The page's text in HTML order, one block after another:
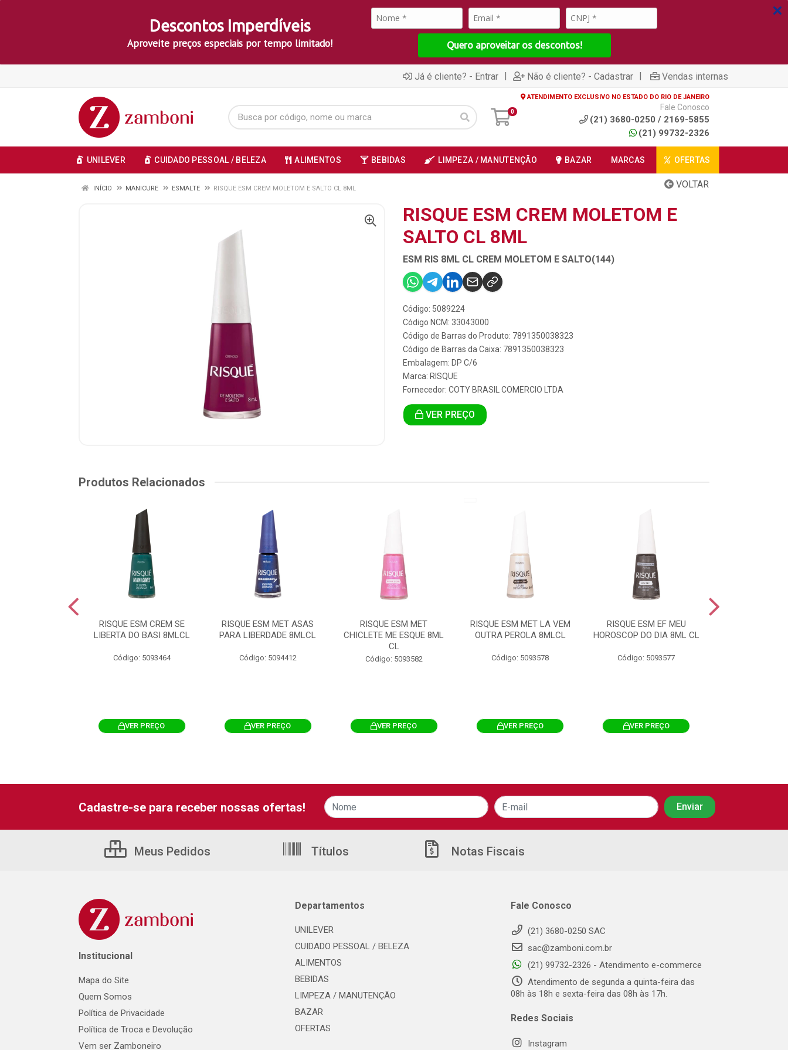
Descontos Imperdíveis
Aproveite preços especiais por tempo limitado! Quero aproveitar os descontos!
Já é cliente? - Entrar | Não é cliente? - Cadastrar | Vendas internas
0
ATENDIMENTO EXCLUSIVO NO ESTADO DO RIO DE JANEIRO
Fale Conosco
(21) 3680-0250 / 2169-5855
(21) 99732-2326
UNILEVER CUIDADO PESSOAL / BELEZA ALIMENTOS BEBIDAS LIMPEZA / MANUTENÇÃO BAZAR MARCAS OFERTAS
VOLTAR
INÍCIO MANICURE ESMALTE RISQUE ESM CREM MOLETOM E SALTO CL 8ML
RISQUE ESM CREM MOLETOM E
SALTO CL 8ML
ESM RIS 8ML CL CREM MOLETOM E SALTO(144)
Código: 5089224
Código NCM: 33043000
Código de Barras do Produto: 7891350038323
Código de Barras da Caixa: 7891350038323
Embalagem: DP C/6
Marca: RISQUE
Fornecedor: COTY BRASIL COMERCIO LTDA
VER PREÇO
Produtos Relacionados
RISQUE ESM CREM SE
LIBERTA DO BASI 8MLCL
Código: 5093464
VER PREÇO
RISQUE ESM MET ASAS
PARA LIBERDADE 8MLCL
Código: 5094412
VER PREÇO
RISQUE ESM MET
CHICLETE ME ESQUE 8ML
CL
Código: 5093582
VER PREÇO
RISQUE ESM MET LA VEM
OUTRA PEROLA 8MLCL
Código: 5093578
VER PREÇO
RISQUE ESM EF MEU
HOROSCOP DO DIA 8ML CL
Código: 5093577
VER PREÇO
Cadastre-se para receber nossas ofertas!
Meus Pedidos Títulos Notas Fiscais
Institucional
Mapa do Site
Quem Somos
Política de Privacidade
Política de Troca e Devolução
Vem ser Zamboneiro
Departamentos
UNILEVER
CUIDADO PESSOAL / BELEZA
ALIMENTOS
BEBIDAS
LIMPEZA / MANUTENÇÃO
BAZAR
OFERTAS
Fale Conosco
(21) 3680-0250 SAC
sac@zamboni.com.br
(21) 99732-2326 - Atendimento e-commerce
Atendimento de segunda a quinta-feira das
08h às 18h e sexta-feira das 08h às 17h.
Redes Sociais
Instagram